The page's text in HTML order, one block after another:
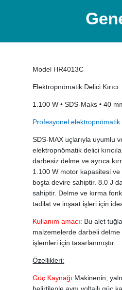
Model HR4013C
Elektropnömatik Delici Kırıcı
1.100 W • SDS-Maks • 40
Profesyonel elektropnömatik
SDS-MAX uçlarıyla uyumlu
elektropnömatik delici
darbesiz delme ve ayrıca
1.100 W motor kapasitesi
boşta devire sahiptir. 8.0 J
sahiptir. Delme ve kırma
tadilat ve inşaat işleri için
Kullanım amacı: Bu alet
malzemelerde darbeli delme
işlemleri için tasarlanmıştır.
Özellikleri:
Güç Kaynağı:Makinenin,